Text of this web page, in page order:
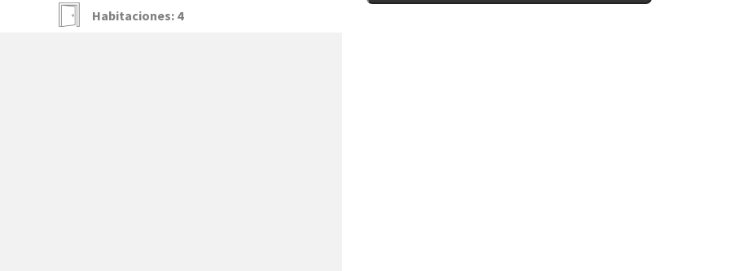
Habitaciones: 4